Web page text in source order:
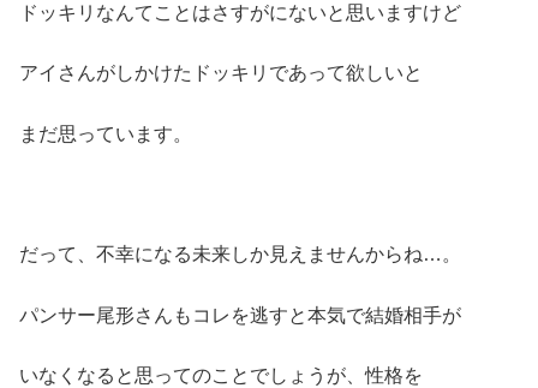
ドッキリなんてことはさすがにないと思いますけど
アイさんがしかけたドッキリであって欲しいと
まだ思っています。
だって、不幸になる未来しか見えませんからね…。
パンサー尾形さんもコレを逃すと本気で結婚相手が
いなくなると思ってのことでしょうが、性格を